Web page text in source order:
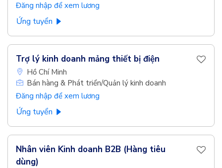
Đăng nhập để xem lương
Ứng tuyển
Trợ lý kinh doanh mảng thiết bị điện
Hồ Chí Minh
Bán hàng & Phát triển/Quản lý kinh doanh
Đăng nhập để xem lương
Ứng tuyển
Nhân viên Kinh doanh B2B (Hàng tiêu
dùng)